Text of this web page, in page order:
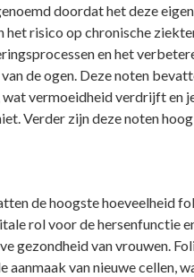
doordat het deze
het risico op chronische
en het
de ogen. Deze noten
wat vermoeidheid verdrijft en
Verder zijn deze noten
de hoogste hoeveelheid
rol voor de hersenfunctie
gezondheid van vrouwen.
aanmaak van nieuwe cellen,